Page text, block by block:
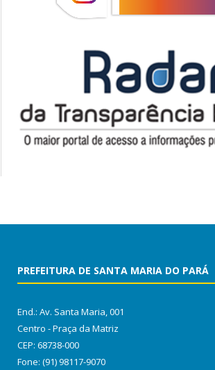
PREFEITURA DE SANTA MARIA DO PARÁ
End.: Av. Santa Maria, 001
Centro - Praça da Matriz
CEP: 68738-000
Fone: (91) 98117-9070